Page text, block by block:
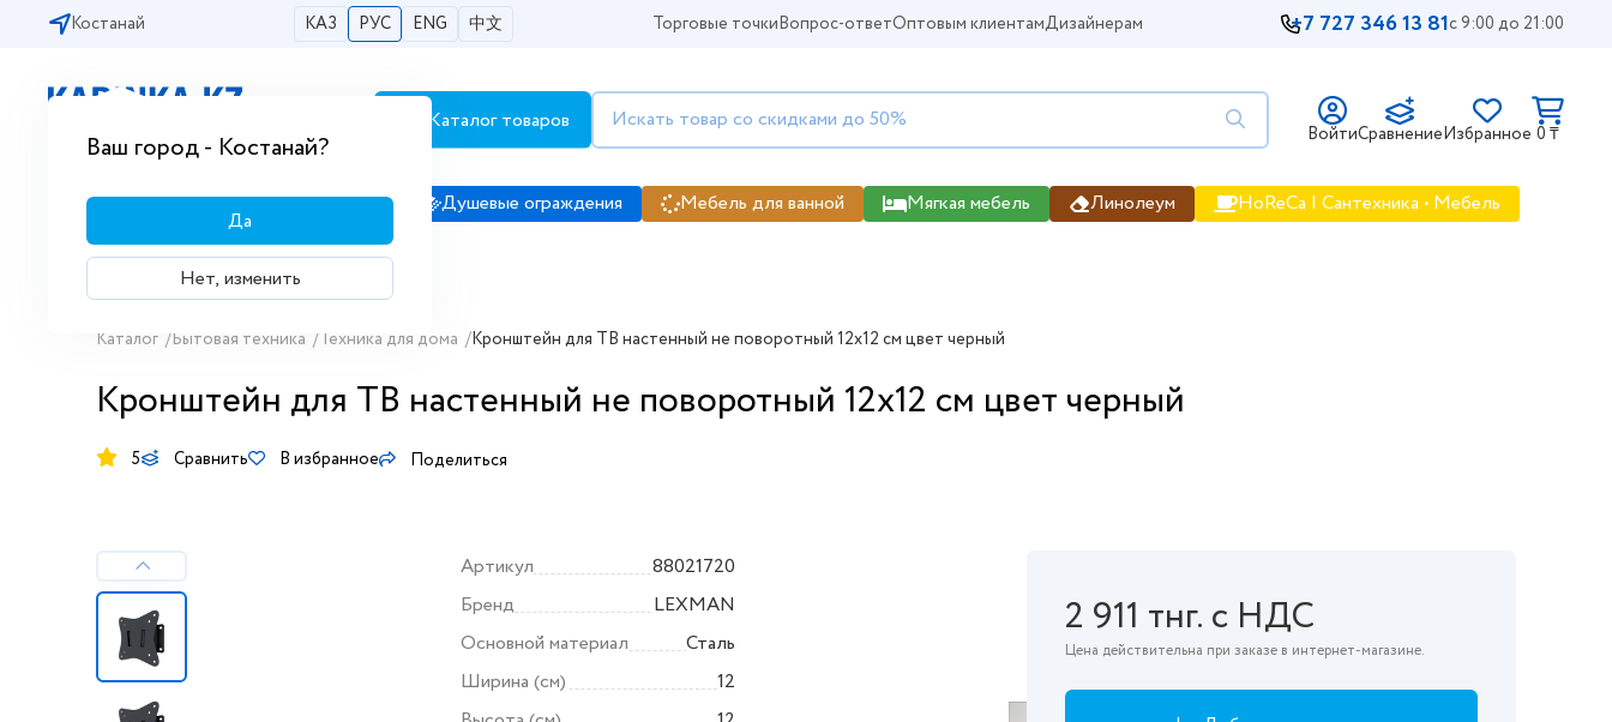
Костанай КАЗ РУС ENG 中文
Ваш город - Костанай?
Да
Нет, изменить
Торговые точкиВопрос-ответОптовым клиентамДизайнерам +7 727 346 13 81с 9:00 до 21:00
Бесплатная доставка по городам РК
Каталог товаров ВойтиСравнениеИзбранное 0 ₸
Сантехника Душевые кабины Душевые ограждения Мебель для ванной Мягкая мебель Линолеум HoReCa | Сантехника • Мебель
Каталог /Бытовая техника / Техника для дома /Кронштейн для ТВ настенный не поворотный 12x12 см цвет черный
Кронштейн для ТВ настенный не поворотный 12x12 см цвет черный
5 Сравнить В избранное Поделиться
Артикул
88021720
Бренд
LEXMAN
Основной материал
Сталь
Ширина (см)
12
2 911 тнг. с НДС
Цена действительна при заказе в интернет-магазине.